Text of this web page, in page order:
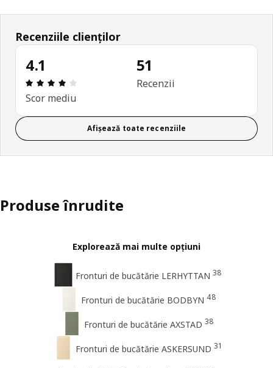
Recenziile clienților
4.1
Prezentare generală: 4.1 din 5 stele Total
Scor mediu
51
Recenzii
Afișează toate recenziile
Produse înrudite
Explorează mai multe opțiuni
Fronturi de bucătărie LERHYTTAN 38
Fronturi de bucătărie BODBYN 48
Fronturi de bucătărie AXSTAD 38
Fronturi de bucătărie ASKERSUND 31